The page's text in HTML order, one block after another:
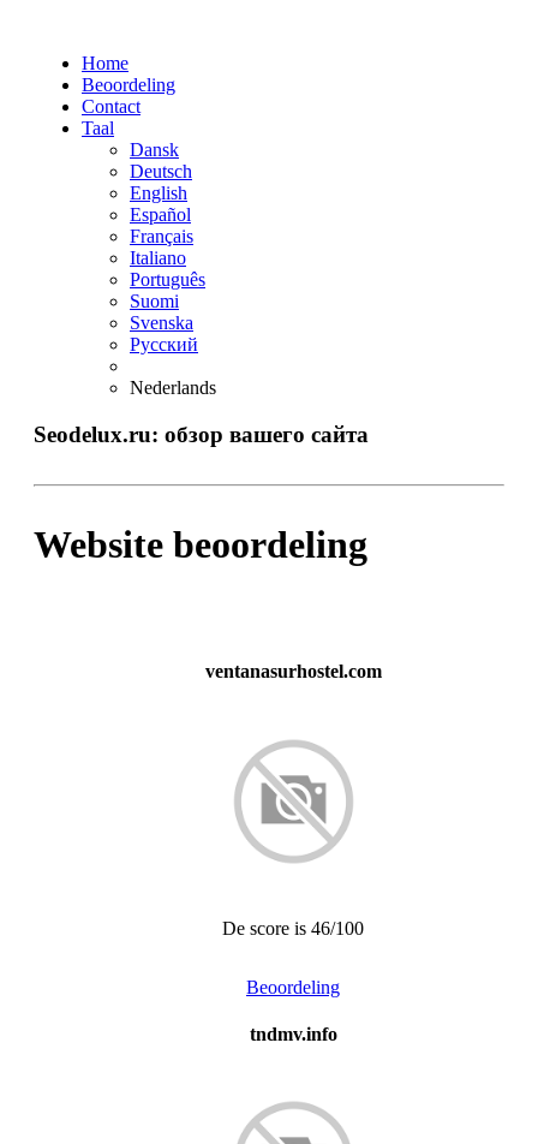
Home
Beoordeling
Contact
Taal
Dansk
Deutsch
English
Español
Français
Italiano
Português
Suomi
Svenska
Русский
Nederlands
Seodelux.ru: обзор вашего сайта
Website beoordeling
ventanasurhostel.com
De score is 46/100
Beoordeling
tndmv.info